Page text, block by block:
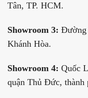
Tân, TP. HCM.
Showroom 3: Đường
Khánh Hòa.
Showroom 4: Quốc
quận Thủ Đức,